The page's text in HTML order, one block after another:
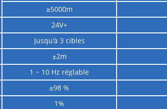
≥5000m
24V+
Jusqu'à 3 cibles
±2m
1 ~ 10 Hz réglable
≥98 %
1%